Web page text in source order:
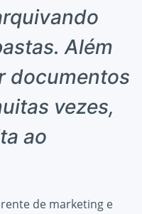
Além
documentos
vezes,
ao
de marketing e